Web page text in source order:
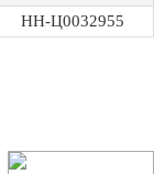
НН-Ц0032955